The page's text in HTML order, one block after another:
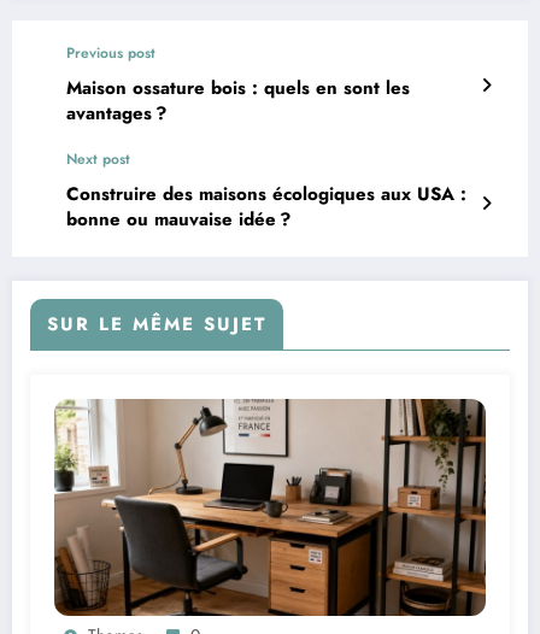
Previous post
Maison ossature bois : quels en sont les
avantages ?
Next post
Construire des maisons écologiques aux USA :
bonne ou mauvaise idée ?
SUR LE MÊME SUJET